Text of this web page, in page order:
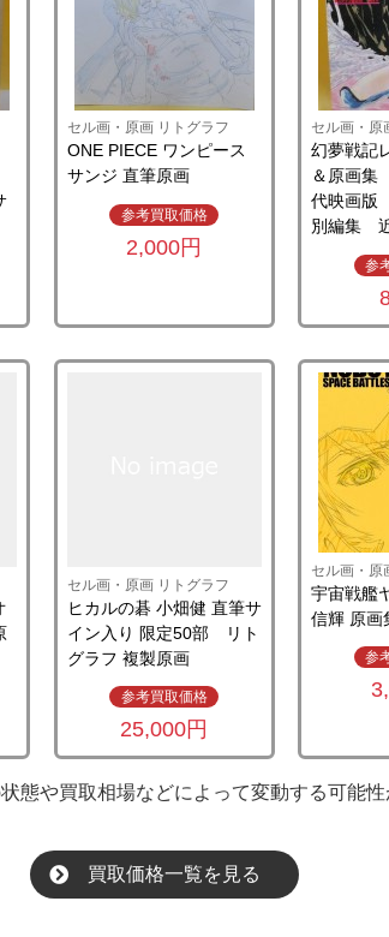
セル画・原画 リトグラフ
ONE PIECE ワンピース
サンジ 直筆原画
参考買取価格
2,000円
セル画・原
幻夢戦記
＆原画
代映画版
別編集
参
セル画・原画 リトグラフ
ヒカルの碁 小畑健 直筆サ
イン入り 限定50部 リト
グラフ 複製原画
参考買取価格
25,000円
セル画・原
宇宙戦艦
信輝 原画
参
態や買取相場などによって変動する可能性
買取価格一覧を見る